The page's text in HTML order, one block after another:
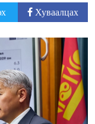
Хуваалцах